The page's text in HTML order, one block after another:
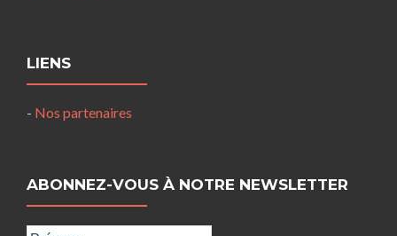
LIENS
- Nos partenaires
ABONNEZ-VOUS À NOTRE NEWSLETTER